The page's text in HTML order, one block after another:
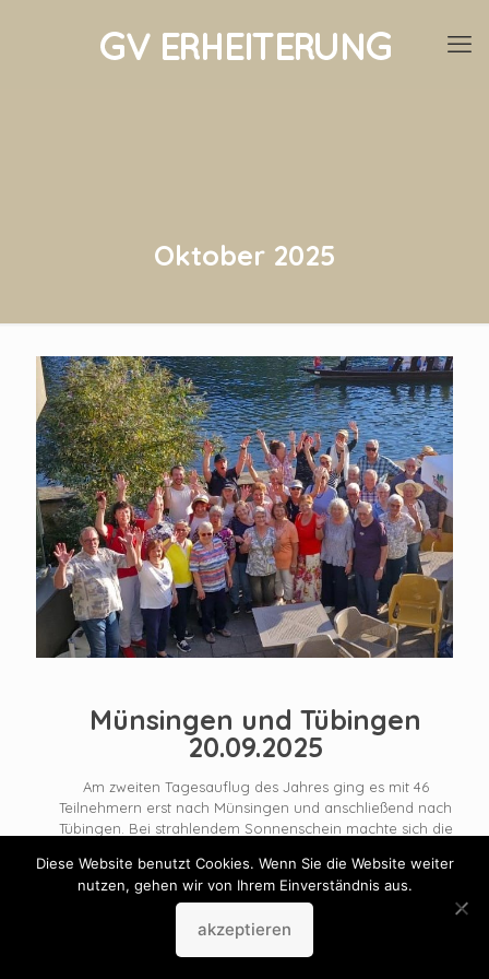
Oktober 2025
Münsingen und Tübingen
20.09.2025
Am zweiten Tagesauflug des Jahres ging es mit 46
Teilnehmern erst nach Münsingen und anschließend nach
Tübingen. Bei strahlendem Sonnenschein machte sich die
Diese Website benutzt Cookies. Wenn Sie die Website weiter
nutzen, gehen wir von Ihrem Einverständnis aus.
akzeptieren